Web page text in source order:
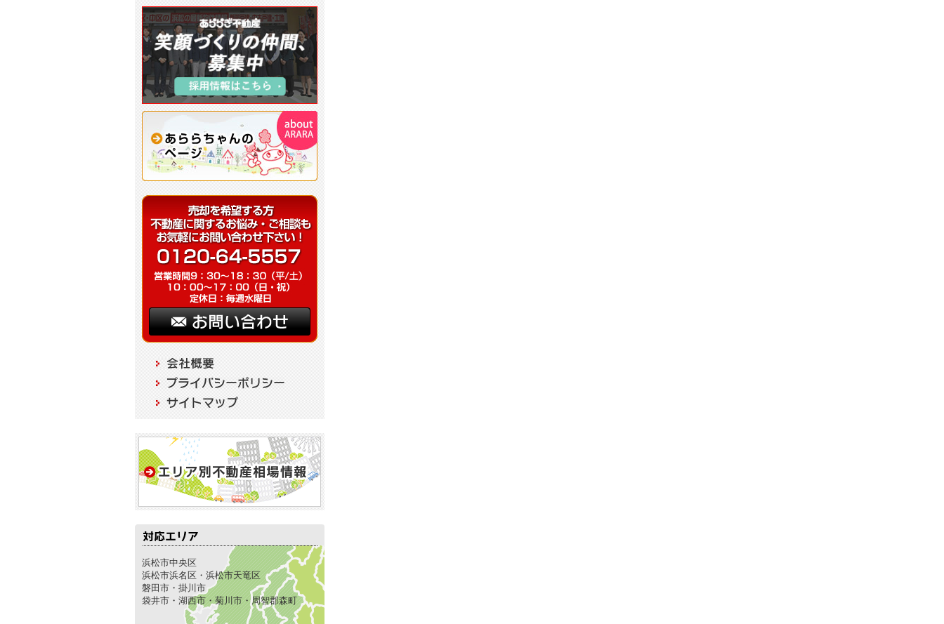
浜松市中央区
浜松市浜名区・浜松市天竜区
磐田市・掛川市
袋井市・湖西市・菊川市・周智郡森町